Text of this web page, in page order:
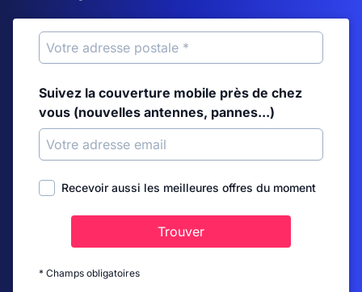
Suivez la couverture mobile près de chez
vous (nouvelles antennes, pannes...)
Recevoir aussi les meilleures offres du moment
Trouver
* Champs obligatoires